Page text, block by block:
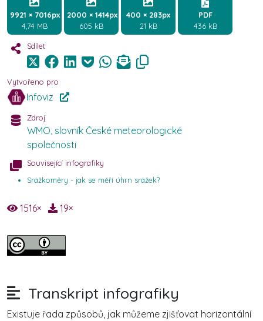
9921 × 7016px
4,74 MB
2000 × 1414px
605 kB
400 × 283px
21 kB
PDF
436 kB
Sdílet
Vytvořeno pro
Infoviz
Zdroj
WMO, slovník České meteorologické
společnosti
Související infografiky
Srážkoměry - jak se měří úhrn srážek?
1516× 19×
Transkript infografiky
Existuje řada způsobů, jak můžeme zjišťovat horizontální